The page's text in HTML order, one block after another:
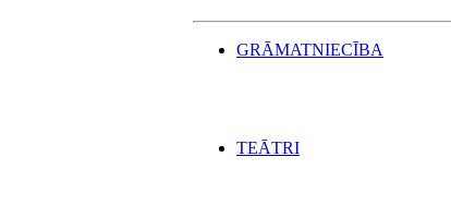
GRĀMATNIECĪBA
TEĀTRI